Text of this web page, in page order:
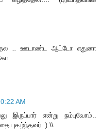
தல .. ஊடாண்ட ஆட்டோ எதுனா
AM
இருப்பார் என்று நம்புவோம்..
புகழ்ந்தவர்..) \\